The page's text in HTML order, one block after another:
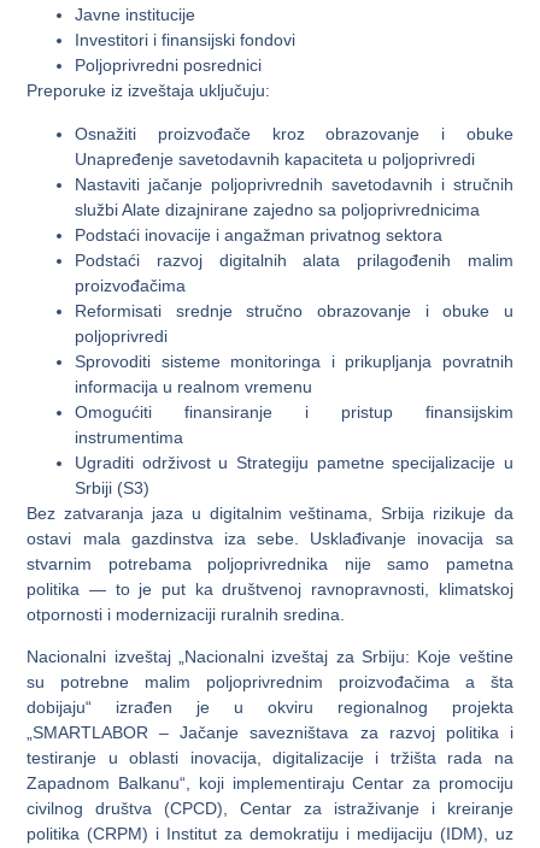
Javne institucije
Investitori i finansijski fondovi
Poljoprivredni posrednici
Preporuke iz izveštaja uključuju:
Osnažiti proizvođače kroz obrazovanje i obuke
Unapređenje savetodavnih kapaciteta u poljoprivredi
Nastaviti jačanje poljoprivrednih savetodavnih i stručnih
službi Alate dizajnirane zajedno sa poljoprivrednicima
Podstaći inovacije i angažman privatnog sektora
Podstaći razvoj digitalnih alata prilagođenih malim
proizvođačima
Reformisati srednje stručno obrazovanje i obuke u
poljoprivredi
Sprovoditi sisteme monitoringa i prikupljanja povratnih
informacija u realnom vremenu
Omogućiti finansiranje i pristup finansijskim
instrumentima
Ugraditi održivost u Strategiju pametne specijalizacije u
Srbiji (S3)
Bez zatvaranja jaza u digitalnim veštinama, Srbija rizikuje da
ostavi mala gazdinstva iza sebe. Usklađivanje inovacija sa
stvarnim potrebama poljoprivrednika nije samo pametna
politika — to je put ka društvenoj ravnopravnosti, klimatskoj
otpornosti i modernizaciji ruralnih sredina.
Nacionalni izveštaj „Nacionalni izveštaj za Srbiju: Koje veštine
su potrebne malim poljoprivrednim proizvođačima a šta
dobijaju“ izrađen je u okviru regionalnog projekta
„SMARTLABOR – Jačanje savezništava za razvoj politika i
testiranje u oblasti inovacija, digitalizacije i tržišta rada na
Zapadnom Balkanu“, koji implementiraju Centar za promociju
civilnog društva (CPCD), Centar za istraživanje i kreiranje
politika (CRPM) i Institut za demokratiju i medijaciju (IDM), uz